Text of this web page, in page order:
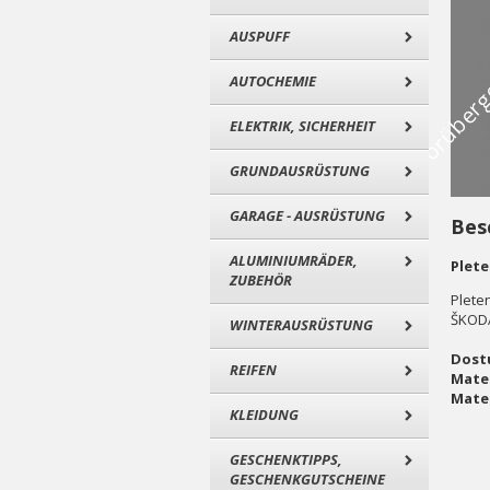
AUSPUFF
AUTOCHEMIE
ELEKTRIK, SICHERHEIT
GRUNDAUSRÜSTUNG
GARAGE - AUSRÜSTUNG
ALUMINIUMRÄDER,
ZUBEHÖR
WINTERAUSRÜSTUNG
REIFEN
KLEIDUNG
GESCHENKTIPPS,
GESCHENKGUTSCHEINE